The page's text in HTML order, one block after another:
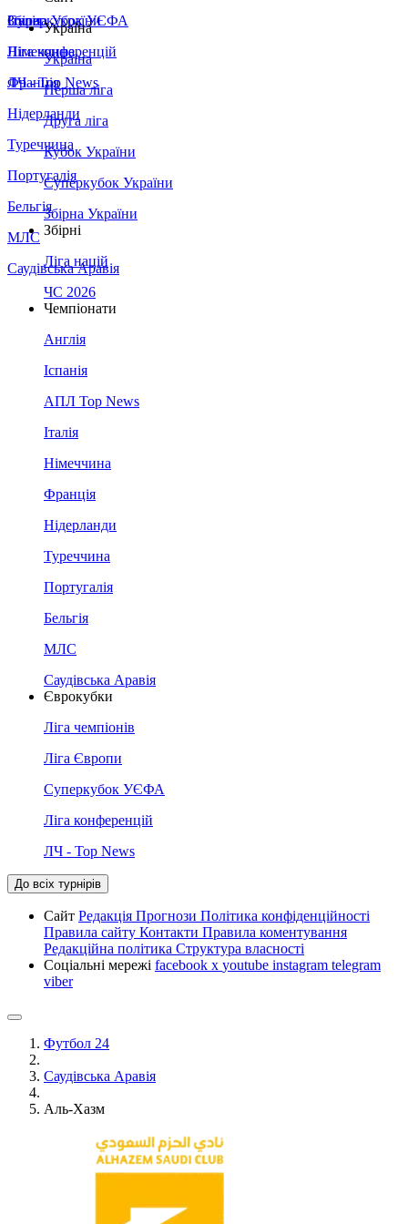
Збірна України
Італія
Німеччина
Франція
Нідерланди
Туреччина
Португалія
Бельгія
МЛС
Саудівська Аравія
Суперкубок УЄФА
Ліга конференцій
ЛЧ - Top News
Україна
Україна
Перша ліга
Друга ліга
Кубок України
Суперкубок України
Збірна України
Збірні
Ліга націй
ЧС 2026
Чемпіонати
Англія
Іспанія
АПЛ Top News
Італія
Німеччина
Франція
Нідерланди
Туреччина
Португалія
Бельгія
МЛС
Саудівська Аравія
Єврокубки
Ліга чемпіонів
Ліга Європи
Суперкубок УЄФА
Ліга конференцій
ЛЧ - Top News
До всіх турнірів
Сайт Редакція Прогнози Політика конфіденційності
Правила сайту Контакти Правила коментування
Редакційна політика Структура власності
Соціальні мережі facebook x youtube instagram telegram
viber
Футбол 24
Саудівська Аравія
Аль-Хазм